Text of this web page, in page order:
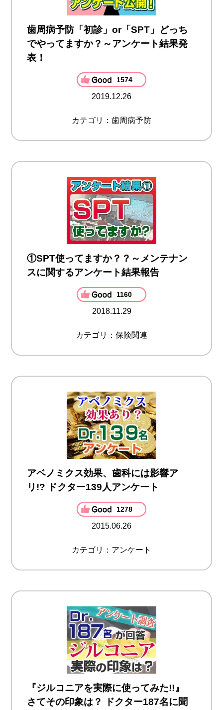
歯周病予防「初診」or「SPT」どっち
でやってますか？～アンケート結果発
表！
1574
2019.12.26
カテゴリ：歯周病予防
①SPT使ってますか？？～メンテナン
スに関するアンケート結果報告
1160
2018.11.29
カテゴリ：保険関連
アベノミクス効果、歯科には影響ア
リ!? ドクター139人アンケート
1278
2015.06.26
カテゴリ：アンケート
『ジルコニアを実際に使ってみた!!』
さてその印象は？ ドクター187名に聞